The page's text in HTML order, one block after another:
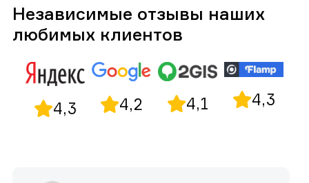
Независимые отзывы наших
любимых клиентов
4,3 4,2 4,1 4,3